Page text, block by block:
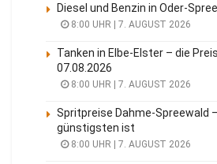
Diesel und Benzin in Oder-
8:00 UHR | 7. AUGUST 2026
Tanken in Elbe-Elster – die
07.08.2026
8:00 UHR | 7. AUGUST 2026
Spritpreise Dahme-Spreewald
günstigsten ist
8:00 UHR | 7. AUGUST 2026